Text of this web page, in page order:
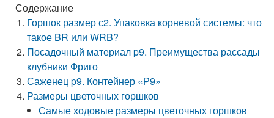
Содержание
Горшок размер с2. Упаковка корневой системы: что
такое BR или WRB?
Посадочный материал p9. Преимущества рассады
клубники Фриго
Саженец p9. Контейнер «Р9»
Размеры цветочных горшков
Самые ходовые размеры цветочных горшков